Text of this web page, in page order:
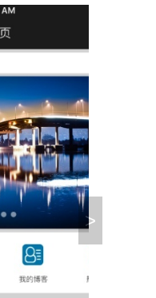
>